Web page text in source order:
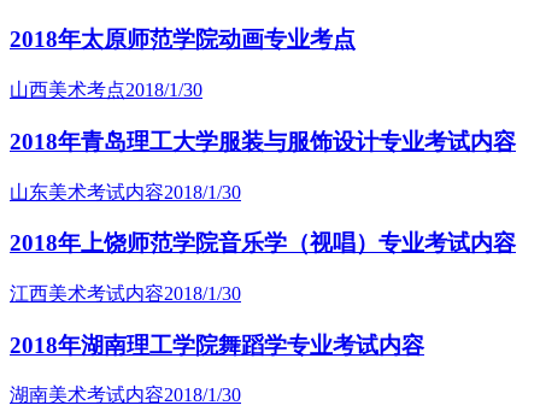
2018年太原师范学院动画专业考点
山西美术考点2018/1/30
2018年青岛理工大学服装与服饰设计专业考试内容
山东美术考试内容2018/1/30
2018年上饶师范学院音乐学（视唱）专业考试内容
江西美术考试内容2018/1/30
2018年湖南理工学院舞蹈学专业考试内容
湖南美术考试内容2018/1/30